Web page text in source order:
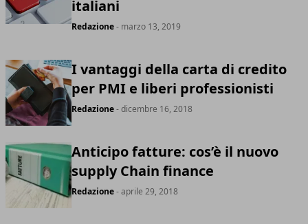
italiani
Redazione- marzo 13, 2019
I vantaggi della carta di credito
per PMI e liberi professionisti
Redazione- dicembre 16, 2018
Anticipo fatture: cos’è il nuovo
supply Chain finance
Redazione- aprile 29, 2018